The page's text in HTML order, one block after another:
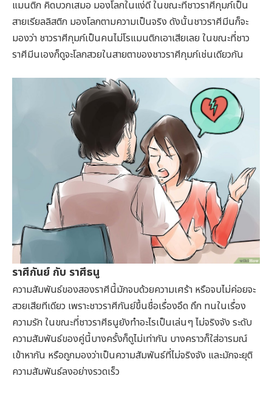
แมนติก คิดบวกเสมอ มองโลกในแง่ดี ในขณะที่ชาวราศีกุมภ์เป็น
สายเรียลลิสติก มองโลกตามความเป็นจริง ดังนั้นชาวราศีมีนก็จะ
มองว่า ชาวราศีกุมภ์เป็นคนไม่โรแมนติกเอาเสียเลย ในขณะที่ชาว
ราศีมีนเองก็ดูจะโลกสวยในสายตาของชาวราศีกุมภ์เช่นเดียวกัน
ราศีกันย์ กับ ราศีธนู
ความสัมพันธ์ของสองราศีนี้มักจบด้วยความเศร้า หรือจบไม่ค่อยจะ
สวยเสียทีเดียว เพราะชาวราศีกันย์ขึ้นชื่อเรื่องอึด ถึก ทนในเรื่อง
ความรัก ในขณะที่ชาวราศีธนูยังทำอะไรเป็นเล่นๆ ไม่จริงจัง ระดับ
ความสัมพันธ์ของคู่นี้บางครั้งก็ดูไม่เท่ากัน บางคราวก็ใส่อารมณ์
เข้าหากัน หรือถูกมองว่าเป็นความสัมพันธ์ที่ไม่จริงจัง และมักจะยุติ
ความสัมพันธ์ลงอย่างรวดเร็ว